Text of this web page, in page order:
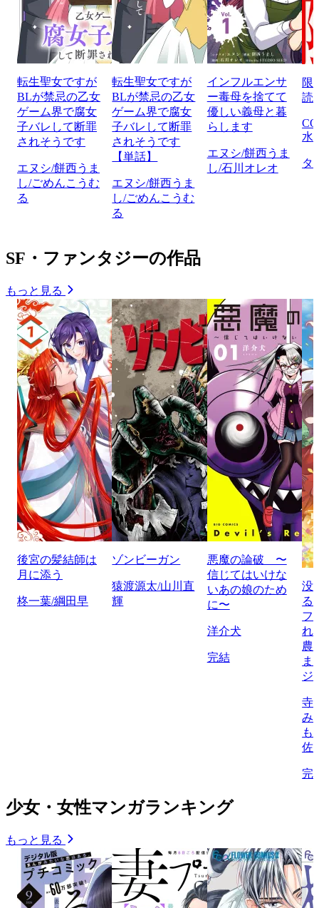
転生聖女ですが
BLが禁忌の乙女
ゲーム界で腐女
子バレして断罪
されそうです
エヌシ/餅西うま
し/ごめんこうむ
る
転生聖女ですが
BLが禁忌の乙女
ゲーム界で腐女
子バレして断罪
されそうです
【単話】
エヌシ/餅西うま
し/ごめんこうむ
る
インフルエンサ
ー毒母を捨てて
優しい義母と暮
らします
エヌシ/餅西うま
し/石川オレオ
限
読
水
タ
SF・ファンタジーの作品
もっと見る
後宮の髪結師は
月に添う
柊一葉/綱田早
ゾンビーガン
猿渡源太/山川直
輝
悪魔の論破 〜
信じてはいけな
いあの娘のため
に〜
洋介犬
完結
没
る
フ
れ
農
ま
ジ
寺
み
も
佐
完
少女・女性マンガランキング
もっと見る